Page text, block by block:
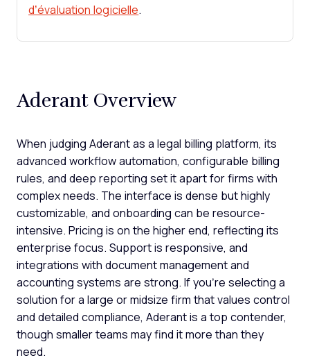
d’évaluation logicielle.
Aderant Overview
When judging Aderant as a legal billing platform, its
advanced workflow automation, configurable billing
rules, and deep reporting set it apart for firms with
complex needs. The interface is dense but highly
customizable, and onboarding can be resource-
intensive. Pricing is on the higher end, reflecting its
enterprise focus. Support is responsive, and
integrations with document management and
accounting systems are strong. If you're selecting a
solution for a large or midsize firm that values control
and detailed compliance, Aderant is a top contender,
though smaller teams may find it more than they
need.